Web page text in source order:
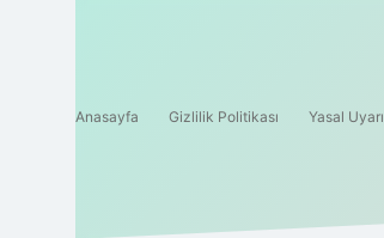
Anasayfa Gizlilik Politikası Yasal Uyarı